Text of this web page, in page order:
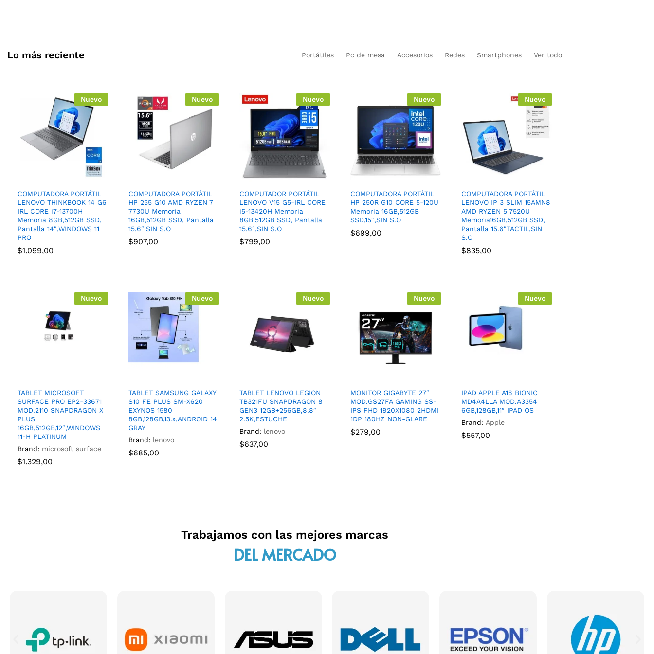
Lo más reciente Portátiles Pc de mesa Accesorios Redes Smartphones Ver todo
Nuevo
COMPUTADORA PORTÁTIL
LENOVO THINKBOOK 14 G6
IRL CORE i7-13700H
Memoria 8GB,512GB SSD,
Pantalla 14″,WINDOWS 11
PRO
$1.099,00
Nuevo
COMPUTADORA PORTÁTIL
HP 255 G10 AMD RYZEN 7
7730U Memoria
16GB,512GB SSD, Pantalla
15.6″,SIN S.O
$907,00
Nuevo
COMPUTADOR PORTÁTIL
LENOVO V15 G5-IRL CORE
i5-13420H Memoria
8GB,512GB SSD, Pantalla
15.6″,SIN S.O
$799,00
Nuevo
COMPUTADORA PORTÁTIL
HP 250R G10 CORE 5-120U
Memoria 16GB,512GB
SSD,15″,SIN S.O
$699,00
Nuevo
COMPUTADORA PORTÁTIL
LENOVO IP 3 SLIM 15AMN8
AMD RYZEN 5 7520U
Memoria16GB,512GB SSD,
Pantalla 15.6″TACTIL,SIN
S.O
$835,00
Nuevo
TABLET MICROSOFT
SURFACE PRO EP2-33671
MOD.2110 SNAPDRAGON X
PLUS
16GB,512GB,12″,WINDOWS
11-H PLATINUM
Brand: microsoft surface
$1.329,00
Nuevo
TABLET SAMSUNG GALAXY
S10 FE PLUS SM-X620
EXYNOS 1580
8GB,128GB,13.»,ANDROID 14
GRAY
Brand: lenovo
$685,00
Nuevo
TABLET LENOVO LEGION
TB321FU SNAPDRAGON 8
GEN3 12GB+256GB,8.8″
2.5K,ESTUCHE
Brand: lenovo
$637,00
Nuevo
MONITOR GIGABYTE 27″
MOD.GS27FA GAMING SS-
IPS FHD 1920X1080 2HDMI
1DP 180HZ NON-GLARE
$279,00
Nuevo
IPAD APPLE A16 BIONIC
MD4A4LLA MOD.A3354
6GB,128GB,11″ IPAD OS
Brand: Apple
$557,00
Trabajamos con las mejores marcas
DEL MERCADO